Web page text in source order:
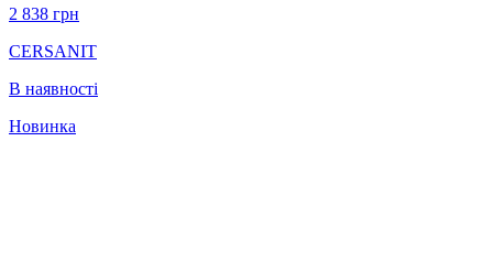
2 838 грн
CERSANIT
В наявності
Новинка